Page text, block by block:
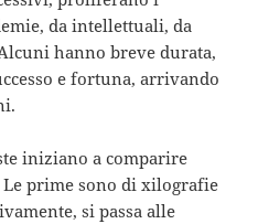
da intellettuali, da
hanno breve durata,
e fortuna, arrivando
iniziano a comparire
prime sono di xilografie
si passa alle